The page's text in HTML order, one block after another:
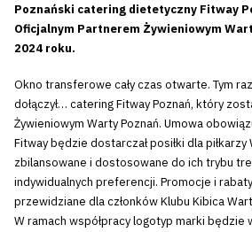
Poznański catering dietetyczny Fitway
Oficjalnym Partnerem Żywieniowym
2024 roku.
Okno transferowe cały czas otwarte. Tym
dołączył… catering Fitway Poznań, który
Żywieniowym Warty Poznań. Umowa
Fitway będzie dostarczał posiłki dla piłkarzy
zbilansowane i dostosowane do ich trybu
indywidualnych preferencji. Promocje i
przewidziane dla członków Klubu Kibica
W ramach współpracy logotyp marki będzie